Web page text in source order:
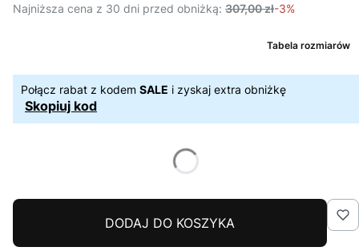
Najniższa cena z 30 dni przed obniżką: 307,00 zł-3%
Tabela rozmiarów
Połącz rabat z kodem SALE i zyskaj extra obniżkę
Skopiuj kod
DODAJ DO KOSZYKA